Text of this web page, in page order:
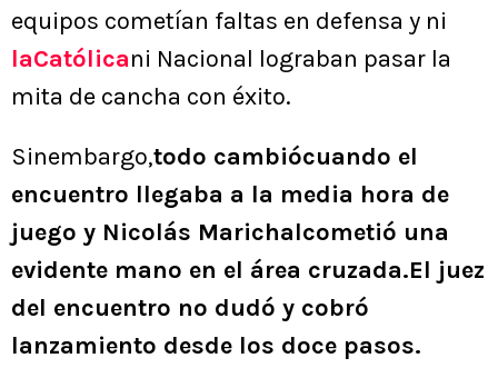
equipos cometían faltas en defensa y ni
laCatólicani Nacional lograban pasar la
mita de cancha con éxito.
Sinembargo,todo cambiócuando el
encuentro llegaba a la media hora de
juego y Nicolás Marichalcometió una
evidente mano en el área cruzada.El juez
del encuentro no dudó y cobró
lanzamiento desde los doce pasos.